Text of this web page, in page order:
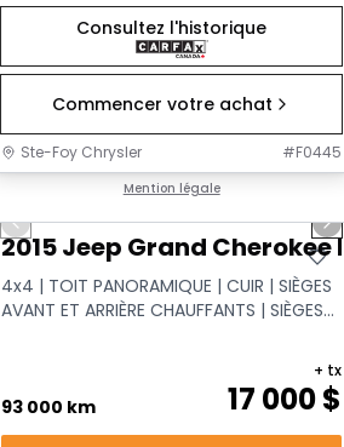
Consultez l'historique
Commencer votre achat
Ste-Foy Chrysler #F0445
Mention légale
Très bonne offre
Previous slide
2015 Jeep Grand
4x4 | TOIT PANORAMIQUE | CUIR | SIÈGES
AVANT ET ARRIÈRE CHAUFFANTS | SIÈGES
93 000 km 17 000$
+ tx